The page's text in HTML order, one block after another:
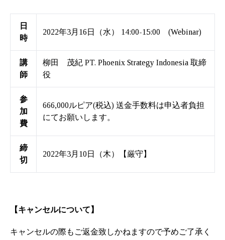
日
時
2022年3月16日（水） 14:00-15:00 (Webinar)
講
師
柳田 茂紀 PT. Phoenix Strategy Indonesia 取締
役
参
加
費
666,000ルピア(税込) 送金手数料は申込者負担
にてお願いします。
締
切
2022年3月10日（木）【厳守】
【キャンセルについて】
キャンセルの際もご返金致しかねますので予めご了承く